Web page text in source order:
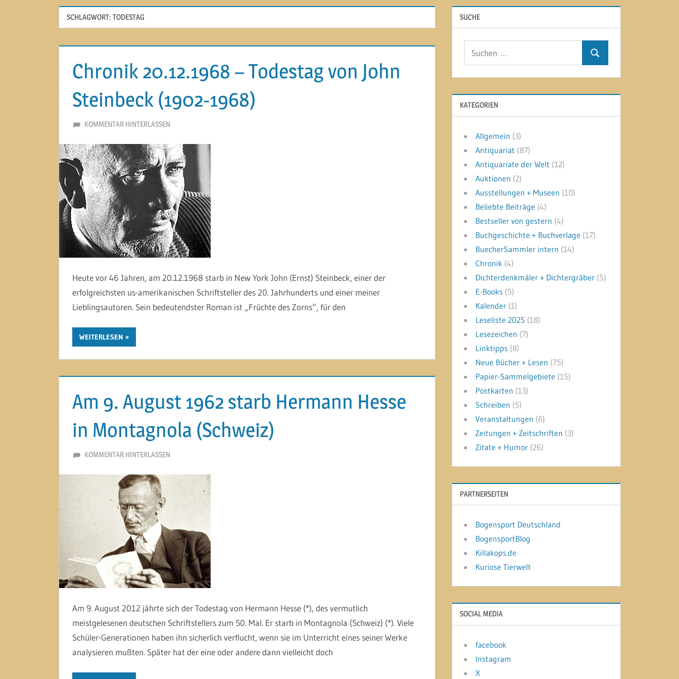
SCHLAGWORT: TODESTAG
Chronik 20.12.1968 – Todestag von John
Steinbeck (1902-1968)
20. DEZEMBER 2014
MARTINA BERG
KOMMENTAR HINTERLASSEN
Heute vor 46 Jahren, am 20.12.1968 starb in New York John (Ernst) Steinbeck, einer der
erfolgreichsten us-amerikanischen Schriftsteller des 20. Jahrhunderts und einer meiner
Lieblingsautoren. Sein bedeutendster Roman ist „Früchte des Zorns“, für den
WEITERLESEN
Am 9. August 1962 starb Hermann Hesse
in Montagnola (Schweiz)
9. AUGUST 2012
MARTINA BERG
KOMMENTAR HINTERLASSEN
Am 9. August 2012 jährte sich der Todestag von Hermann Hesse (*), des vermutlich
meistgelesenen deutschen Schriftstellers zum 50. Mal. Er starb in Montagnola (Schweiz) (*). Viele
Schüler-Generationen haben ihn sicherlich verflucht, wenn sie im Unterricht eines seiner Werke
analysieren mußten. Später hat der eine oder andere dann vielleicht doch
SUCHE
Suchen
KATEGORIEN
Allgemein (3)
Antiquariat (87)
Antiquariate der Welt (12)
Auktionen (2)
Ausstellungen + Museen (10)
Beliebte Beiträge (4)
Bestseller von gestern (4)
Buchgeschichte + Buchverlage (17)
BuecherSammler intern (14)
Chronik (4)
Dichterdenkmäler + Dichtergräber (5)
E-Books (5)
Kalender (1)
Leseliste 2025 (18)
Lesezeichen (7)
Linktipps (8)
Neue Bücher + Lesen (75)
Papier-Sammelgebiete (15)
Postkarten (13)
Schreiben (5)
Veranstaltungen (6)
Zeitungen + Zeitschriften (3)
Zitate + Humor (26)
PARTNERSEITEN
Bogensport Deutschland
BogensportBlog
Killakops.de
Kuriose Tierwelt
SOCIAL MEDIA
facebook
Instagram
X